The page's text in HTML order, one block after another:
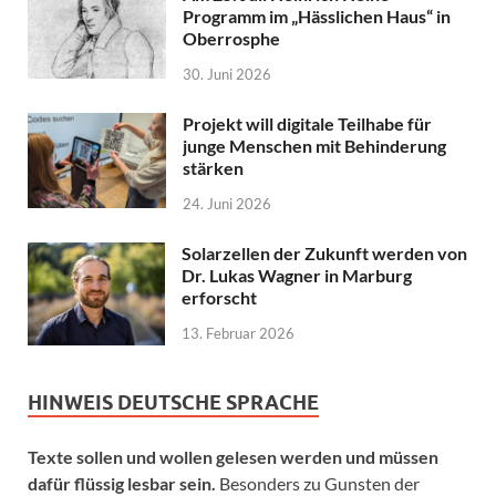
Programm im „Hässlichen Haus“ in
Oberrosphe
30. Juni 2026
Projekt will digitale Teilhabe für
junge Menschen mit Behinderung
stärken
24. Juni 2026
Solarzellen der Zukunft werden von
Dr. Lukas Wagner in Marburg
erforscht
13. Februar 2026
HINWEIS DEUTSCHE SPRACHE
Texte sollen und wollen gelesen werden und müssen
dafür flüssig lesbar sein. Besonders zu Gunsten der